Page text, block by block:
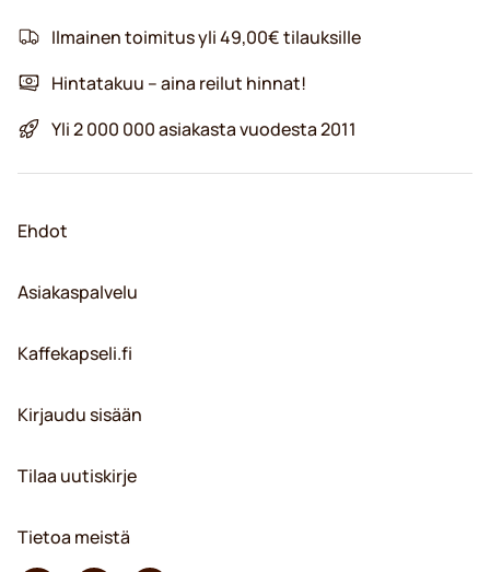
Ilmainen toimitus yli 49,00€ tilauksille
Hintatakuu – aina reilut hinnat!
Yli 2 000 000 asiakasta vuodesta 2011
Ehdot
Asiakaspalvelu
Kaffekapseli.fi
Kirjaudu sisään
Tilaa uutiskirje
Tietoa meistä